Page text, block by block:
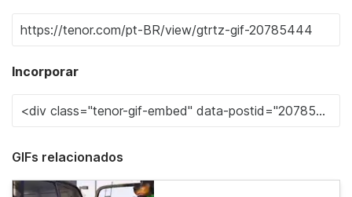
Incorporar
GIFs relacionados